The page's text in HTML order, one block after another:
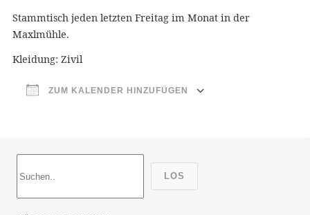
Stammtisch jeden letzten Freitag im Monat in der
Maxlmühle.
Kleidung: Zivil
ZUM KALENDER HINZUFÜGEN
LOS